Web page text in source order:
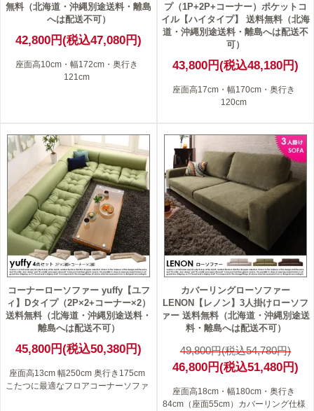
無料（北海道・沖縄別途送料・離島
へは配送不可）
42,800円(税込47,080円)
座面高10cm・幅172cm・奥行き
121cm
プ（1P+2P+コーナー）ポケットコ
イル【ハイタイプ】 送料無料（北海
道・沖縄別途送料・離島へは配送不
可）
43,800円(税込48,180円)
座面高17cm・幅170cm・奥行き
120cm
コーナーローソファー yuffy【ユフ
ィ】Dタイプ（2P×2+コーナー×2）
送料無料（北海道・沖縄別途送料・
離島へは配送不可）
45,800円(税込50,380円)
座面高13cm 幅250cm 奥行き175cm
こたつに最適なフロアコーナーソファ
6
カバーリングローソファー
LENON【レノン】3人掛けローソフ
ァー 送料無料（北海道・沖縄別途送
料・離島へは配送不可）
49,800円(税込54,780円)
46,800円(税込51,480円)
座面高18cm・幅180cm・奥行き
84cm（座面55cm）カバーリング仕様